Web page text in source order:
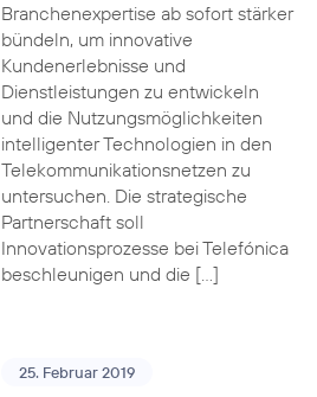
Branchenexpertise ab sofort stärker
bündeln, um innovative
Kundenerlebnisse und
Dienstleistungen zu entwickeln
und die Nutzungsmöglichkeiten
intelligenter Technologien in den
Telekommunikationsnetzen zu
untersuchen. Die strategische
Partnerschaft soll
Innovationsprozesse bei Telefónica
beschleunigen und die […]
25. Februar 2019